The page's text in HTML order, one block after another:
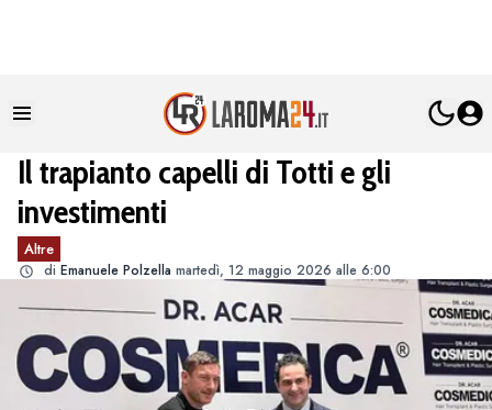
Il trapianto capelli di Totti e gli
investimenti
Altre
di Emanuele Polzella martedì, 12 maggio 2026 alle 6:00